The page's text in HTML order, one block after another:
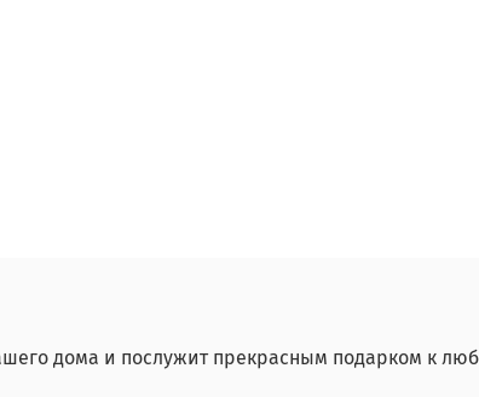
дома и послужит прекрасным подарком к